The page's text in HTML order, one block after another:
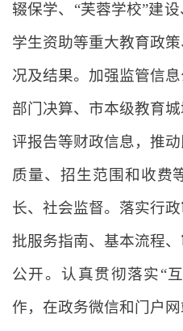
辍保学、“芙蓉学校”建
学生资助等重大教育政
况及结果。加强监管信
部门决算、市本级教育
评报告等财政信息，推
质量、招生范围和收费
长、社会监督。落实行
批服务指南、基本流程
公开。认真贯彻落实“
作，在政务微信和门户